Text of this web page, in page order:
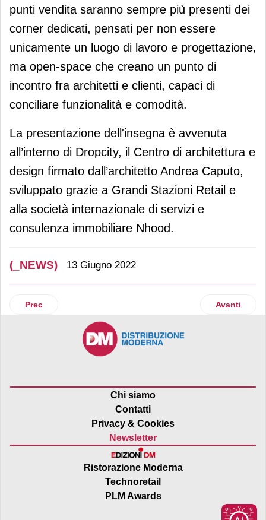
punti vendita saranno sempre più presenti dei
corner dedicati, pensati per non essere
unicamente un luogo di lavoro e progettazione,
ma open-space che creano un punto di
incontro fra architetti e clienti, capaci di
conciliare funzionalità e comodità.
La presentazione dell'insegna è avvenuta
all’interno di Dropcity, il Centro di architettura e
design firmato dall’architetto Andrea Caputo,
sviluppato grazie a Grandi Stazioni Retail e
alla società internazionale di servizi e
consulenza immobiliare Nhood.
(_NEWS) 13 Giugno 2022
Articolo precedente: Findus presenta “Fish for good”
Prec Articolo
Avanti
Chi siamo
Contatti
Privacy & Cookies
Newsletter
Ristorazione Moderna
Technoretail
PLM Awards